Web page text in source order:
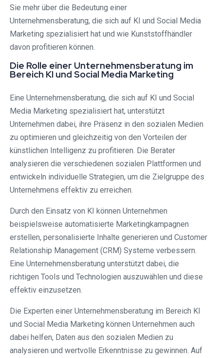
Sie mehr über die Bedeutung einer
Unternehmensberatung, die sich auf KI und Social Media
Marketing spezialisiert hat und wie Kunststoffhändler
davon profitieren können.
Die Rolle einer Unternehmensberatung im
Bereich KI und Social Media Marketing
Eine Unternehmensberatung, die sich auf KI und Social
Media Marketing spezialisiert hat, unterstützt
Unternehmen dabei, ihre Präsenz in den sozialen Medien
zu optimieren und gleichzeitig von den Vorteilen der
künstlichen Intelligenz zu profitieren. Die Berater
analysieren die verschiedenen sozialen Plattformen und
entwickeln individuelle Strategien, um die Zielgruppe des
Unternehmens effektiv zu erreichen.
Durch den Einsatz von KI können Unternehmen
beispielsweise automatisierte Marketingkampagnen
erstellen, personalisierte Inhalte generieren und Customer
Relationship Management (CRM) Systeme verbessern.
Eine Unternehmensberatung unterstützt dabei, die
richtigen Tools und Technologien auszuwählen und diese
effektiv einzusetzen.
Die Experten einer Unternehmensberatung im Bereich KI
und Social Media Marketing können Unternehmen auch
dabei helfen, Daten aus den sozialen Medien zu
analysieren und wertvolle Erkenntnisse zu gewinnen. Auf